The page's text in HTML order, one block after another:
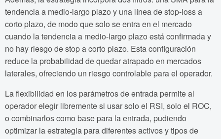
tendencia a medio-largo plazo y una línea de stop-loss a
corto plazo, de modo que solo se entra en el mercado
cuando la tendencia a medio-largo plazo está confirmada y
no hay riesgo de stop a corto plazo. Esta configuración
reduce la probabilidad de quedar atrapado en mercados
laterales, ofreciendo un riesgo controlable para el operador.
La flexibilidad en los parámetros de entrada permite al
operador elegir libremente si usar solo el RSI, solo el ROC,
o combinarlos como base para la entrada, pudiendo
optimizar la estrategia para diferentes activos y tipos de